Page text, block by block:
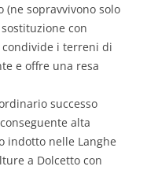
(ne sopravvivono solo
con
i terreni di
e offre una resa
successo
alta
indotto nelle Langhe
a Dolcetto con